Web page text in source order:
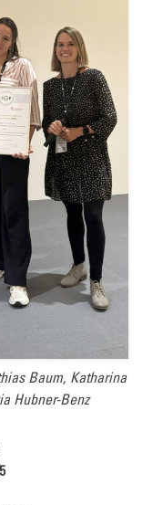
Baum, Katharina
Hubner-Benz